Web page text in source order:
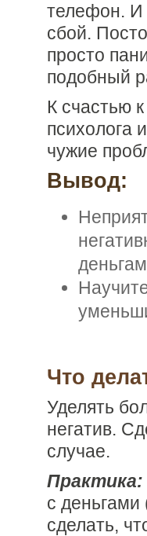
телефон. И
сбой.
просто
подобный
К счастью
психолога
чужие
Вывод:
Что
Уделять
негатив.
случае.
Практика:
с
сделать,